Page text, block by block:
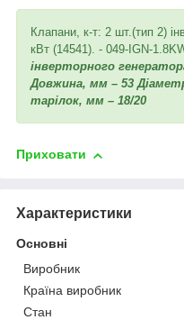
Клапани, к-т: 2 шт.(тип 2)
кВт (14541). - 049-IGN-
інверторного
Довжина, мм – 53
тарілок, мм – 18/20
Приховати
Характеристики
Основні
Виробник
Країна виробник
Стан